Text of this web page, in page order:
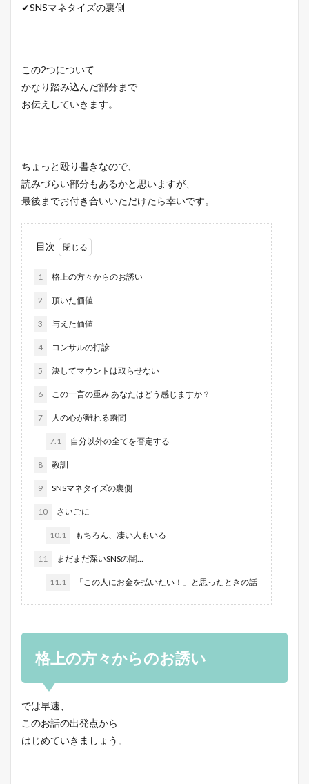
✔SNSマネタイズの裏側
この2つについて
かなり踏み込んだ部分まで
お伝えしていきます。
ちょっと殴り書きなので、
読みづらい部分もあるかと思いますが、
最後までお付き合いいただけたら幸いです。
目次
1 格上の方々からのお誘い
2 頂いた価値
3 与えた価値
4 コンサルの打診
5 決してマウントは取らせない
6 この一言の重み あなたはどう感じますか？
7 人の心が離れる瞬間
7.1 自分以外の全てを否定する
8 教訓
9 SNSマネタイズの裏側
10 さいごに
10.1 もちろん、凄い人もいる
11 まだまだ深いSNSの闇…
11.1 「この人にお金を払いたい！」と思ったときの話
格上の方々からのお誘い
では早速、
このお話の出発点から
はじめていきましょう。